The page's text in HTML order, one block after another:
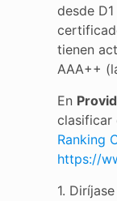
desde
tienen
AAA++
En
clasificar
Ranking
https://
1.